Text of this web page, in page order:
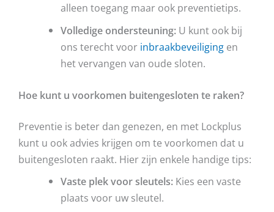
alleen toegang maar ook preventietips.
Volledige ondersteuning: U kunt ook bij
ons terecht voor inbraakbeveiliging en
het vervangen van oude sloten.
Hoe kunt u voorkomen buitengesloten te raken?
Preventie is beter dan genezen, en met Lockplus
kunt u ook advies krijgen om te voorkomen dat u
buitengesloten raakt. Hier zijn enkele handige tips:
Vaste plek voor sleutels: Kies een vaste
plaats voor uw sleutel.